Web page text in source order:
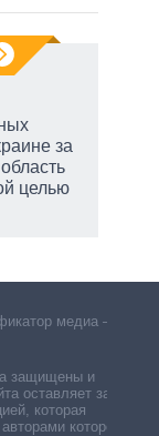
за
целью
медиа –
защищены и
оставляет за
которая
которой